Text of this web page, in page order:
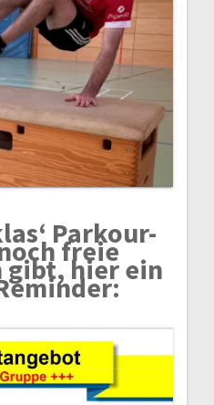
Parkour-
freie
gibt, hier ein